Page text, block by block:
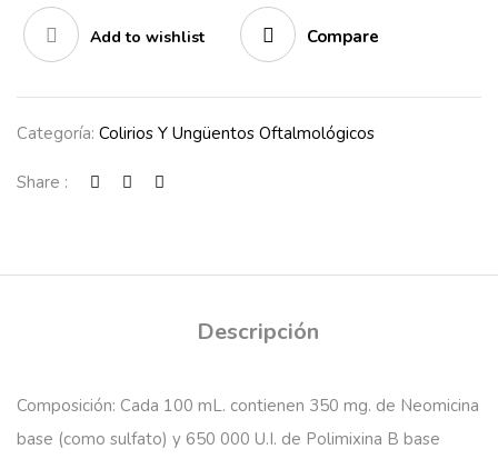
Add to wishlist Compare
Categoría: Colirios Y Ungüentos Oftalmológicos
Share :
Descripción
Composición: Cada 100 mL. contienen 350 mg. de Neomicina
base (como sulfato) y 650 000 U.I. de Polimixina B base